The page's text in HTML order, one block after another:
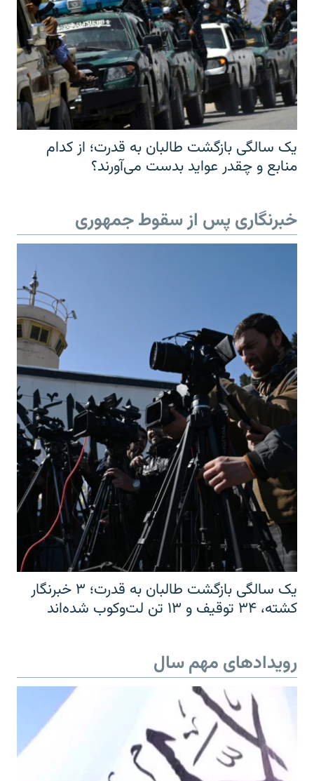
یک سالگی بازگشت طالبان به قدرت؛ از کدام
منابع و چقدر عواید بدست می‌آورند؟
خبرنگاری پس از سقوط جمهوری
یک سالگی بازگشت طالبان به قدرت؛ ۳ خبرنگار
کشته، ۳۴ توقیف و ۱۳ تن لت‌وکوب شده‌اند
رویدادهای مهم سال